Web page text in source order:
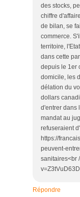
des stocks,
chiffre
de bilan, se
commerce.
territoire,
dans cette
depuis le 1er
domicile, les
délation du
dollars
d'entrer dans
mandat au
refuseraient
https://
peuvent-
sanitaires<br
Répondre